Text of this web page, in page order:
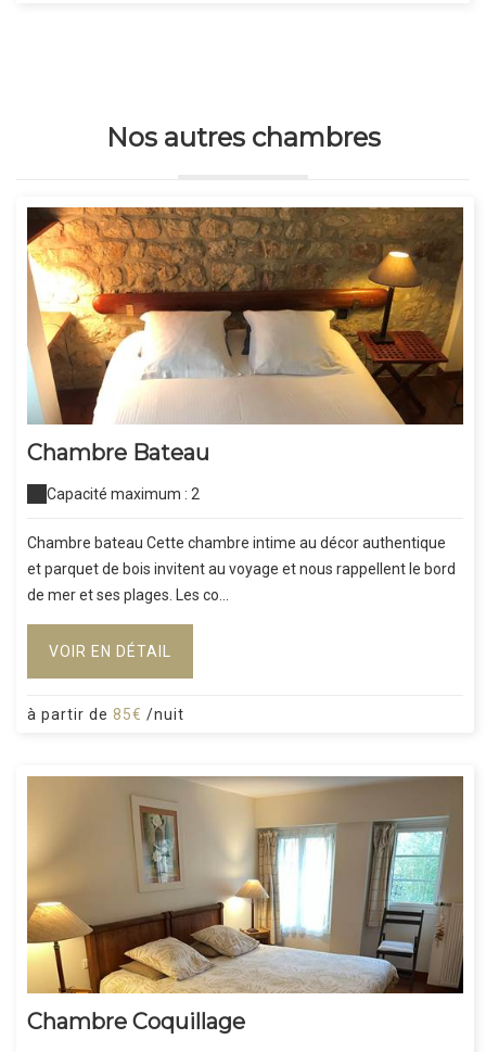
Nos autres chambres
Chambre Bateau
Capacité maximum : 2
Chambre bateau Cette chambre intime au décor authentique
et parquet de bois invitent au voyage et nous rappellent le bord
de mer et ses plages. Les co...
VOIR EN DÉTAIL
à partir de 85€ /nuit
Chambre Coquillage